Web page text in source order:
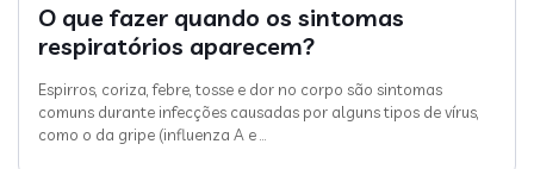
O que fazer quando os sintomas
respiratórios aparecem?
Espirros, coriza, febre, tosse e dor no corpo são sintomas
comuns durante infecções causadas por alguns tipos de vírus,
como o da gripe (influenza A e